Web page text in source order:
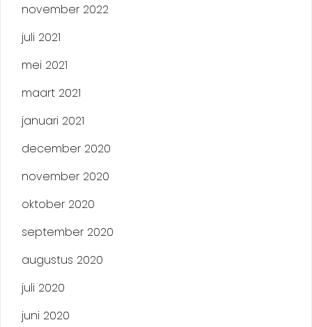
november 2022
juli 2021
mei 2021
maart 2021
januari 2021
december 2020
november 2020
oktober 2020
september 2020
augustus 2020
juli 2020
juni 2020